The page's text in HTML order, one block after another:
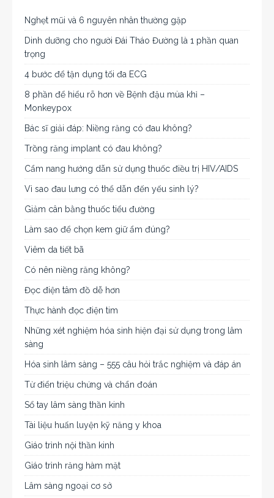
Nghẹt mũi và 6 nguyên nhân thường gặp
Dinh dưỡng cho người Đái Tháo Đường là 1 phần quan
trọng
4 bước để tận dụng tối đa ECG
8 phần để hiểu rõ hơn về Bệnh đậu mùa khỉ –
Monkeypox
Bác sĩ giải đáp: Niềng răng có đau không?
Trồng răng implant có đau không?
Cẩm nang hướng dẫn sử dụng thuốc điều trị HIV/AIDS
Vì sao đau lưng có thể dẫn đến yếu sinh lý?
Giảm cân bằng thuốc tiểu đường
Làm sao để chọn kem giữ ẩm đúng?
Viêm da tiết bã
Có nên niềng răng không?
Đọc điện tâm đồ dễ hơn
Thực hành đọc điện tim
Những xét nghiệm hóa sinh hiện đại sử dụng trong lâm
sàng
Hóa sinh lâm sàng – 555 câu hỏi trắc nghiệm và đáp án
Từ điển triệu chứng và chẩn đoán
Sổ tay lâm sàng thần kinh
Tài liệu huấn luyện kỹ năng y khoa
Giáo trình nội thần kinh
Giáo trình răng hàm mặt
Lâm sàng ngoại cơ sở